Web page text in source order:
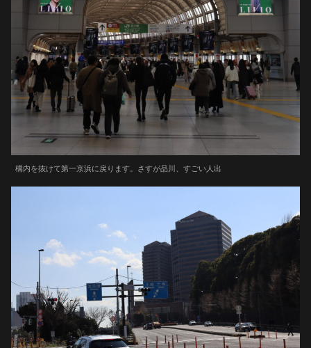
構内を抜けて第一京浜に戻ります。さすが品川、すごい人出